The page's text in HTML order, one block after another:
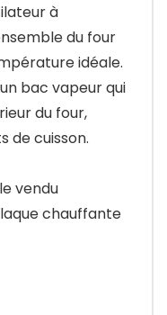
à
du four
idéale.
bac vapeur qui
du four,
de cuisson.
vendu
chauffante